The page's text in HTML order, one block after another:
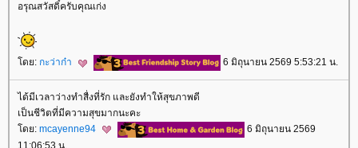
อรุณสวัสดิ์ครับคุณเก่ง
ดย: กะว่าก๋า 6 มิถุนายน 2569 5:53:21 น.
ได้มีเวลาว่างทำสื่งที่รัก และยังทำให้สุขภาพดี
เป็นชีวิตที่มีความสุขมากนะคะ
ดย: mcayenne94
6 มิถุนายน 2569
11:06:53 น.